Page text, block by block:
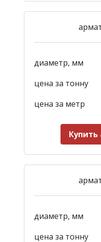
диаметр, мм
цена за тонну
цена за метр
Купить
диаметр, мм
цена за тонну